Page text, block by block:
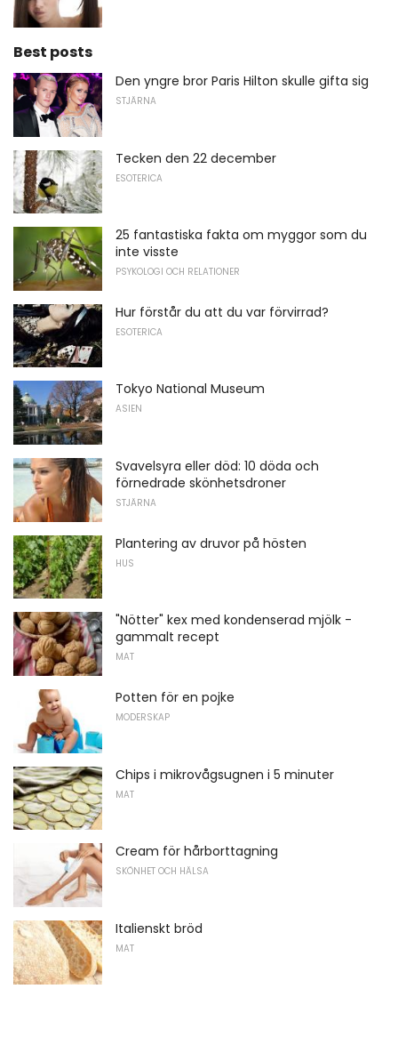
Best posts
Den yngre bror Paris Hilton skulle gifta sig
STJÄRNA
Tecken den 22 december
ESOTERICA
25 fantastiska fakta om myggor som du
inte visste
PSYKOLOGI OCH RELATIONER
Hur förstår du att du var förvirrad?
ESOTERICA
Tokyo National Museum
ASIEN
Svavelsyra eller död: 10 döda och
förnedrade skönhetsdroner
STJÄRNA
Plantering av druvor på hösten
HUS
"Nötter" kex med kondenserad mjölk -
gammalt recept
MAT
Potten för en pojke
MODERSKAP
Chips i mikrovågsugnen i 5 minuter
MAT
Cream för hårborttagning
SKÖNHET OCH HÄLSA
Italienskt bröd
MAT